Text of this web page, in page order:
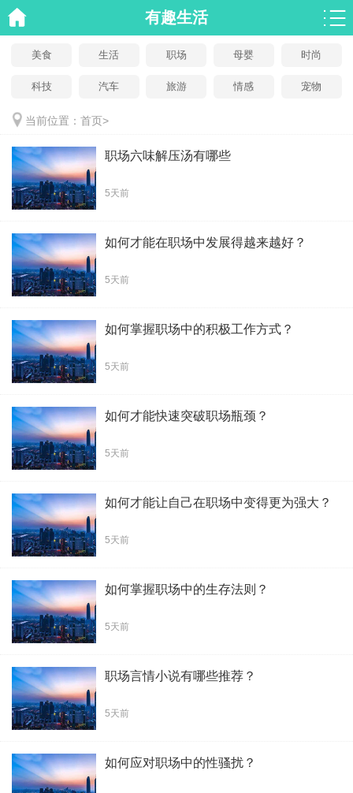
有趣生活
美食 生活 职场 母婴 时尚
科技 汽车 旅游 情感 宠物
当前位置： 首页>
职场六味解压汤有哪些
5天前
如何才能在职场中发展得越来越好？
5天前
如何掌握职场中的积极工作方式？
5天前
如何才能快速突破职场瓶颈？
5天前
如何才能让自己在职场中变得更为强大？
5天前
如何掌握职场中的生存法则？
5天前
职场言情小说有哪些推荐？
5天前
如何应对职场中的性骚扰？